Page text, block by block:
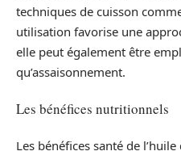
techniques de cuisson
utilisation favorise une
elle peut également être
qu’assaisonnement.
Les bénéfices nutritionnels
Les bénéfices santé de